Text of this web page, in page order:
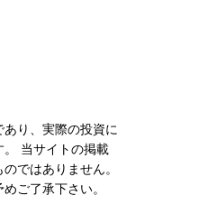
り、実際の投資に
。 当サイトの掲載
ではありません。
ご了承下さい。